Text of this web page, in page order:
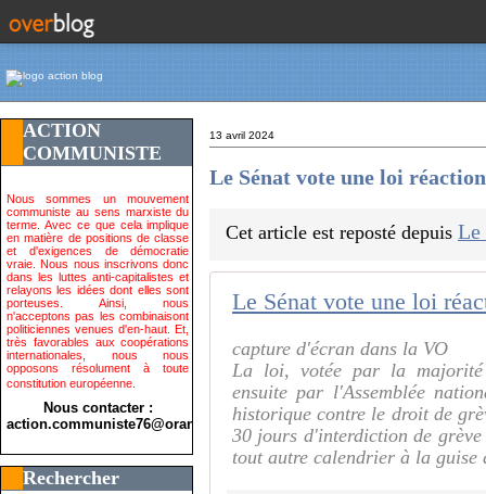
ACTION
COMMUNISTE
Nous sommes un mouvement
communiste au sens marxiste du
terme. Avec ce que cela implique
en matière de positions de classe
et d'exigences de démocratie
vraie. Nous nous inscrivons donc
dans les luttes anti-capitalistes et
relayons les idées dont elles sont
porteuses. Ainsi, nous
n'acceptons pas les combinaisont
politiciennes venues d'en-haut. Et,
très favorables aux coopérations
internationales, nous nous
opposons résolument à toute
constitution européenne.
Nous contacter :
action.communiste76@orange.fr>
Rechercher
13 avril 2024
Le Sénat vote une loi
Cet article est reposté depuisLe
capture d'écran dans la VO
La loi, votée par la majorité
ensuite par l'Assemblée
historique contre le droit de
30 jours d'interdiction de
tout autre calendrier à la guise